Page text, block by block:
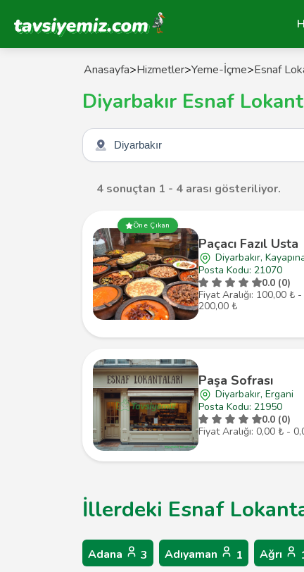
Tavsiyemiz Anasayfa
Anasayfa>Hizmetler>Yeme-İçme>Esnaf
Diyarbakır Esnaf
Şehir seçin
4 sonuçtan 1 - 4 arası gösteriliyor.
Öne Çıkan
Paçacı Fazıl Usta
Diyarbakır,
Posta Kodu: 21070
0.0 (0)
Fiyat Aralığı: 100,00 ₺ -
200,00 ₺
Paşa Sofrası
Diyarbakır, Ergani
Posta Kodu: 21950
0.0 (0)
Fiyat Aralığı: 0,00 ₺ -
İllerdeki Esnaf
Adana 3 Adıyaman 1 Ağrı